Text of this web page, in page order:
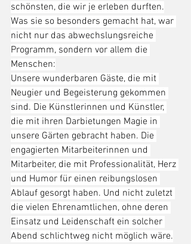
schönsten, die wir je erleben durften.
Was sie so besonders gemacht hat, war
nicht nur das abwechslungsreiche
Programm, sondern vor allem die
Menschen:
Unsere wunderbaren Gäste, die mit
Neugier und Begeisterung gekommen
sind. Die Künstlerinnen und Künstler,
die mit ihren Darbietungen Magie in
unsere Gärten gebracht haben. Die
engagierten Mitarbeiterinnen und
Mitarbeiter, die mit Professionalität, Herz
und Humor für einen reibungslosen
Ablauf gesorgt haben. Und nicht zuletzt
die vielen Ehrenamtlichen, ohne deren
Einsatz und Leidenschaft ein solcher
Abend schlichtweg nicht möglich wäre.